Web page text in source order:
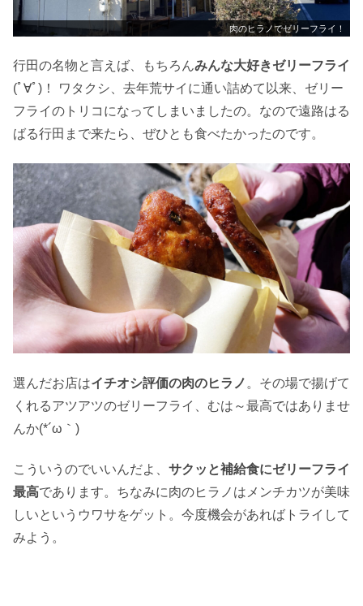
肉のヒラノでゼリーフライ！
行田の名物と言えば、もちろんみんな大好きゼリーフライ
(ﾟ∀ﾟ)！ ワタクシ、去年荒サイに通い詰めて以来、ゼリー
フライのトリコになってしまいましたの。なので遠路はる
ばる行田まで来たら、ぜひとも食べたかったのです。
選んだお店はイチオシ評価の肉のヒラノ 。その場で揚げて
くれるアツアツのゼリーフライ、むは～最高ではありませ
んか(*´ω｀)
こういうのでいいんだよ、 サクッと補給食にゼリーフライ
最高であります。ちなみに肉のヒラノはメンチカツが美味
しいというウワサをゲット。今度機会があればトライして
みよう。